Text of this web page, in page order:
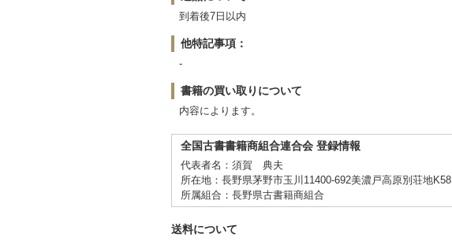
到着後7日以内
他特記事項：
-
書籍の買い取りについて
内容によります。
全国古書書籍商組合連合会 登録情報
代表者名：須賀 典夫
所在地：長野県茅野市玉川11400-692美濃戸高原別荘地K58
所属組合：長野県古書籍商組合
送料について